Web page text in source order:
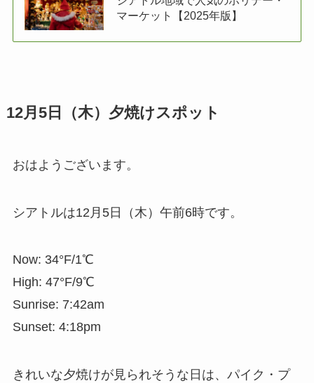
マーケット【2025年版】
12月5日（木）夕焼けスポット
おはようございます。
シアトルは12月5日（木）午前6時です。
Now: 34°F/1℃
High: 47°F/9℃
Sunrise: 7:42am
Sunset: 4:18pm
きれいな夕焼けが見られそうな日は、パイク・プ